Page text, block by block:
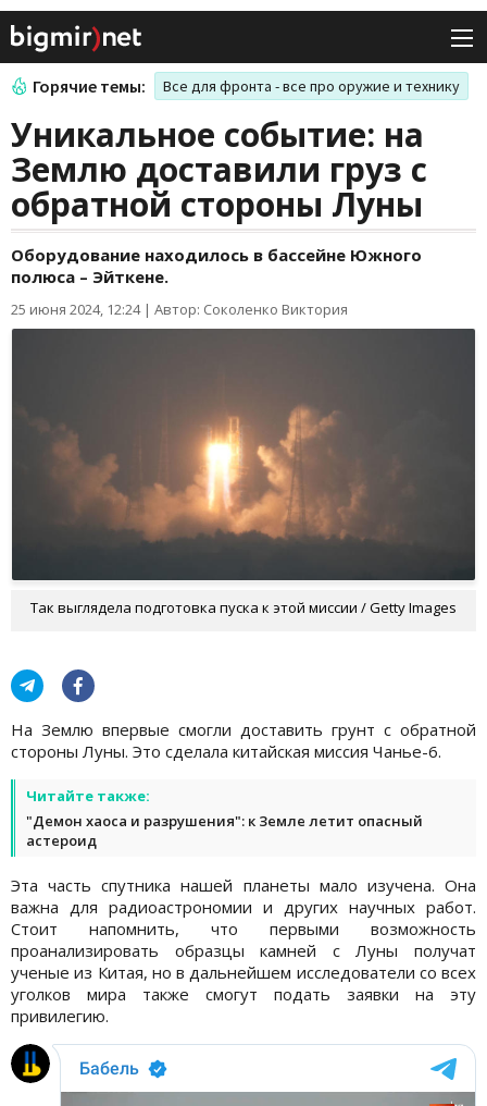
Горячие темы: Все для фронта - все про оружие и технику
Уникальное событие: на
Землю доставили груз с
обратной стороны Луны
Оборудование находилось в бассейне Южного
полюса – Эйткене.
25 июня 2024, 12:24| Автор: Соколенко Виктория
Так выглядела подготовка пуска к этой миссии / Getty Images
На Землю впервые смогли доставить грунт с обратной
стороны Луны. Это сделала китайская миссия Чанье-6.
Читайте также:
"Демон хаоса и разрушения": к Земле летит опасный
астероид
Эта часть спутника нашей планеты мало изучена. Она
важна для радиоастрономии и других научных работ.
Стоит напомнить, что первыми возможность
проанализировать образцы камней с Луны получат
ученые из Китая, но в дальнейшем исследователи со всех
уголков мира также смогут подать заявки на эту
привилегию.